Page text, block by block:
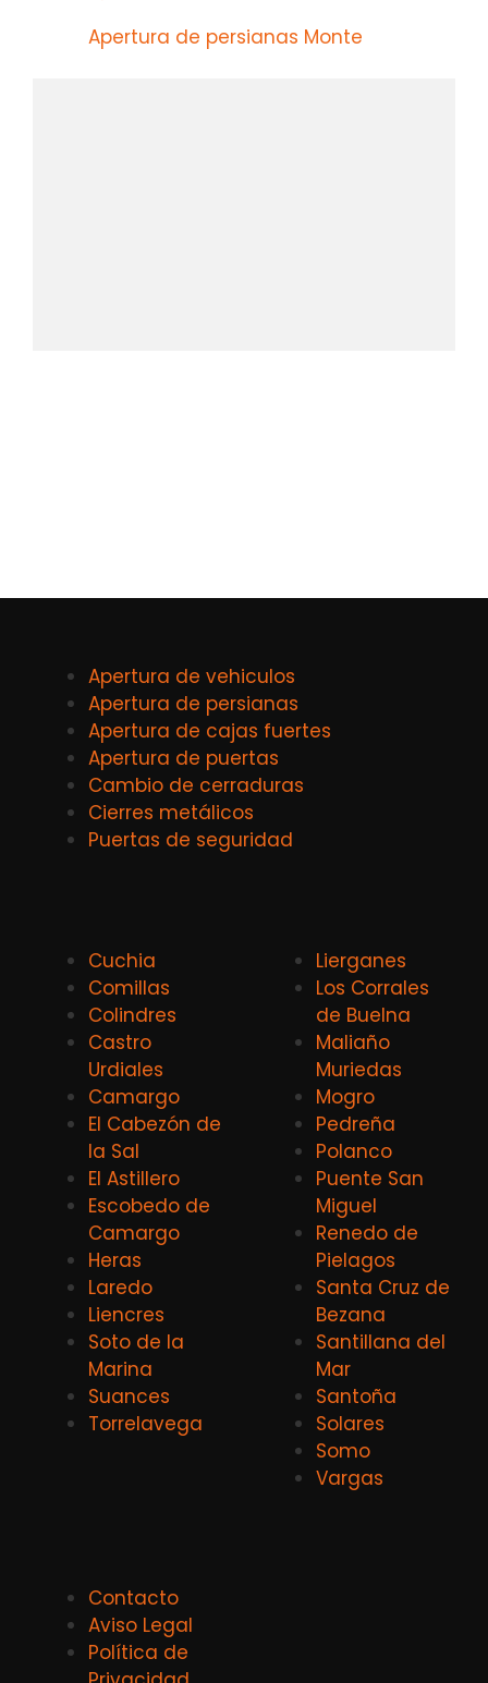
Apertura de persianas Monte
Apertura de vehiculos
Apertura de persianas
Apertura de cajas fuertes
Apertura de puertas
Cambio de cerraduras
Cierres metálicos
Puertas de seguridad
Cuchia
Comillas
Colindres
Castro
Urdiales
Camargo
El Cabezón de
la Sal
El Astillero
Escobedo de
Camargo
Heras
Laredo
Liencres
Soto de la
Marina
Suances
Torrelavega
Lierganes
Los Corrales
de Buelna
Maliaño
Muriedas
Mogro
Pedreña
Polanco
Puente San
Miguel
Renedo de
Pielagos
Santa Cruz de
Bezana
Santillana del
Mar
Santoña
Solares
Somo
Vargas
Contacto
Aviso Legal
Política de